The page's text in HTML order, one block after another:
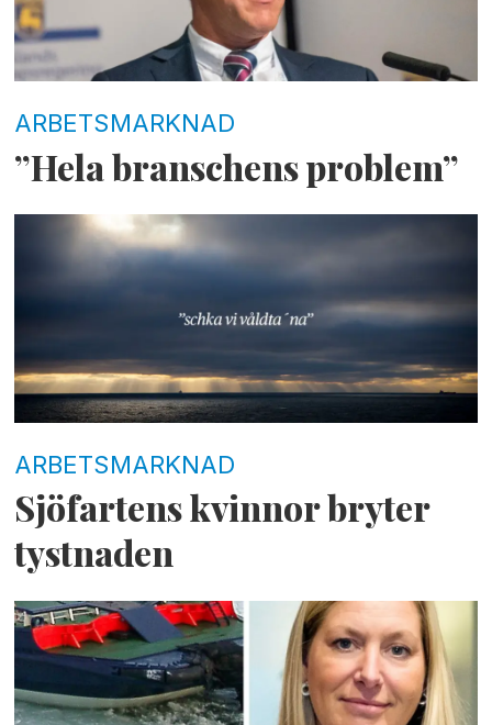
ARBETSMARKNAD
”Hela branschens problem”
ARBETSMARKNAD
Sjöfartens kvinnor bryter
tystnaden